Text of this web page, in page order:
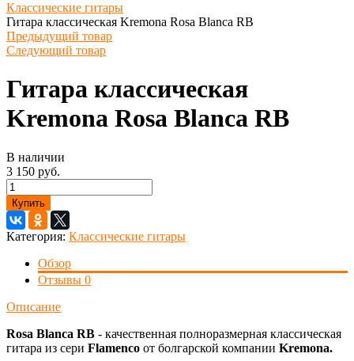
Классические гитары
Гитара классическая Kremona Rosa Blanca RB
Предыдущий товар
Следующий товар
Гитара классическая
Kremona Rosa Blanca RB
В наличии
3 150 руб.
Купить
Категория: Классические гитары
Обзор
Отзывы 0
Описание
Rosa Blanca RB - качественная полноразмерная классическая
гитара из сери Flamenco от болгарской компании Kremona.